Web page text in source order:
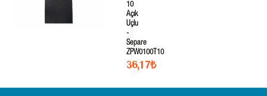
10
Açık
Uçlu
-
Separe
ZPW0100T10
36,17₺